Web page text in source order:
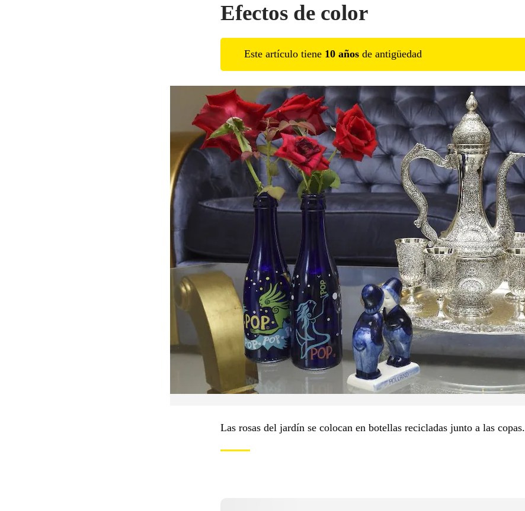
Efectos de color
Este artículo tiene 10 años de antigüedad
Las rosas del jardín se colocan en botellas recicladas junto a las copas.